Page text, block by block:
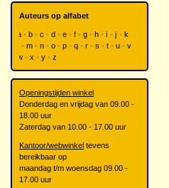
Auteurs op alfabet
a b c d e f g h i j
k
m n o p q r s t u
v
w
x y z
Openingstijden winkel
Donderdag en vrijdag van 09.00 -
18.00 uur
Zaterdag van 10.00 - 17.00 uur
Kantoor/webwinkel tevens
bereikbaar op
maandag t/m woensdag 09.00 -
17.00 uur